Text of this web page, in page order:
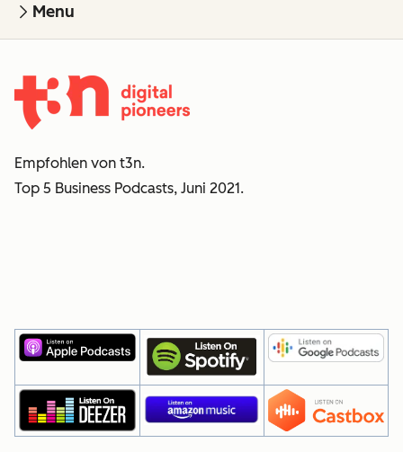
Menu
Empfohlen von t3n.
Top 5 Business Podcasts, Juni 2021.